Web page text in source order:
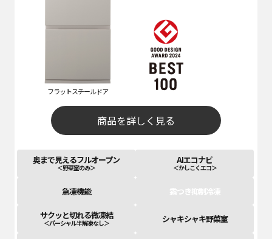
フラットスチールドア
商品を詳しく見る
奥まで見えるフルオープン
＜野菜室のみ＞
AIエコナビ
＜かしこくエコ＞
急凍機能 霜つき抑制冷凍
サクッと切れる微凍結
＜パーシャル半解凍なし＞ シャキシャキ野菜室